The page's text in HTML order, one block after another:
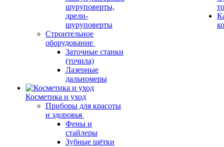
шуруповерты,
дрели-
шуруповерты
Строительное
оборудование
Заточные станки
(точила)
Лазерные
дальномеры
Косметика и уход
Приборы для красоты
и здоровья
Фены и
стайлеры
Зубные щётки